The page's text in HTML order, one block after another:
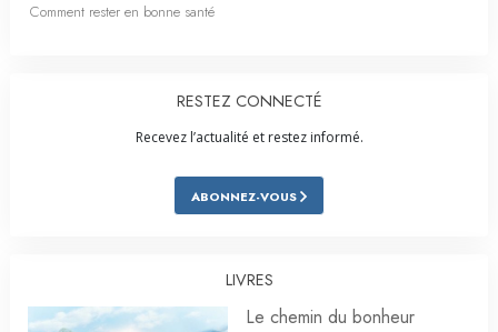
Comment rester en bonne santé
RESTEZ CONNECTÉ
Recevez l’actualité et restez informé.
ABONNEZ-VOUS
LIVRES
Le chemin du bonheur